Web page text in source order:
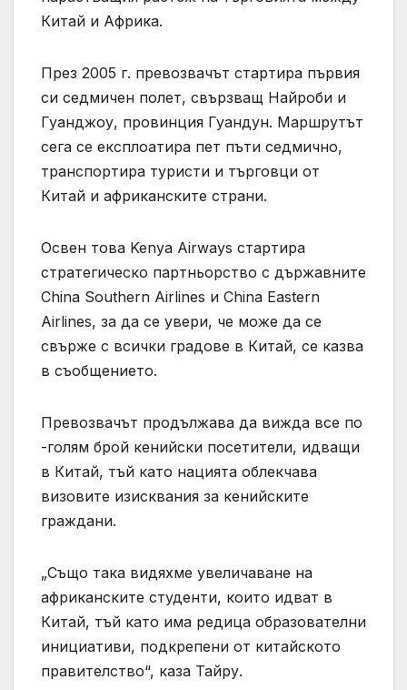
Китай и Африка.
През 2005 г. превозвачът стартира първия
си седмичен полет, свързващ Найроби и
Гуанджоу, провинция Гуандун. Маршрутът
сега се експлоатира пет пъти седмично,
транспортира туристи и търговци от
Китай и африканските страни.
Освен това Kenya Airways стартира
стратегическо партньорство с държавните
China Southern Airlines и China Eastern
Airlines, за да се увери, че може да се
свърже с всички градове в Китай, се казва
в съобщението.
Превозвачът продължава да вижда все по
-голям брой кенийски посетители, идващи
в Китай, тъй като нацията облекчава
визовите изисквания за кенийските
граждани.
„Също така видяхме увеличаване на
африканските студенти, които идват в
Китай, тъй като има редица образователни
инициативи, подкрепени от китайското
правителство“, каза Тайру.